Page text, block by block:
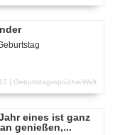
| Geburtstagssprüche-Welt
eines ist ganz
genießen,...